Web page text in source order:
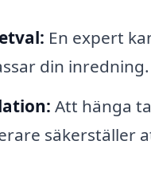
En expert
din inredning.
Att hänga
säkerställer